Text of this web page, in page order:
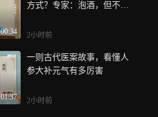
00:34
方式？专家：泡酒，但不是
2小时前
01:37
一则古代医案故事，看懂人
参大补元气有多厉害
2小时前